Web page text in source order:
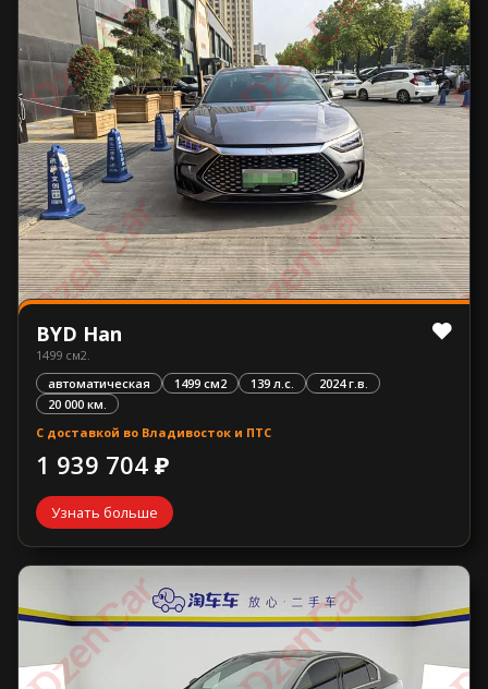
BYD Han
1499 см2.
автоматическая
1499 см2 139 л.с.
2024 г.в.
20 000 км.
С доставкой во Владивосток и ПТС
1 939 704 ₽
Узнать больше